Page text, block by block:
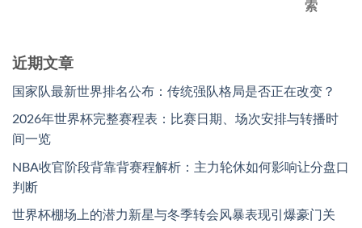
索
近期文章
国家队最新世界排名公布：传统强队格局是否正在改变？
2026年世界杯完整赛程表：比赛日期、场次安排与转播时
间一览
NBA收官阶段背靠背赛程解析：主力轮休如何影响让分盘口
判断
世界杯棚场上的潜力新星与冬季转会风暴表现引爆豪门关